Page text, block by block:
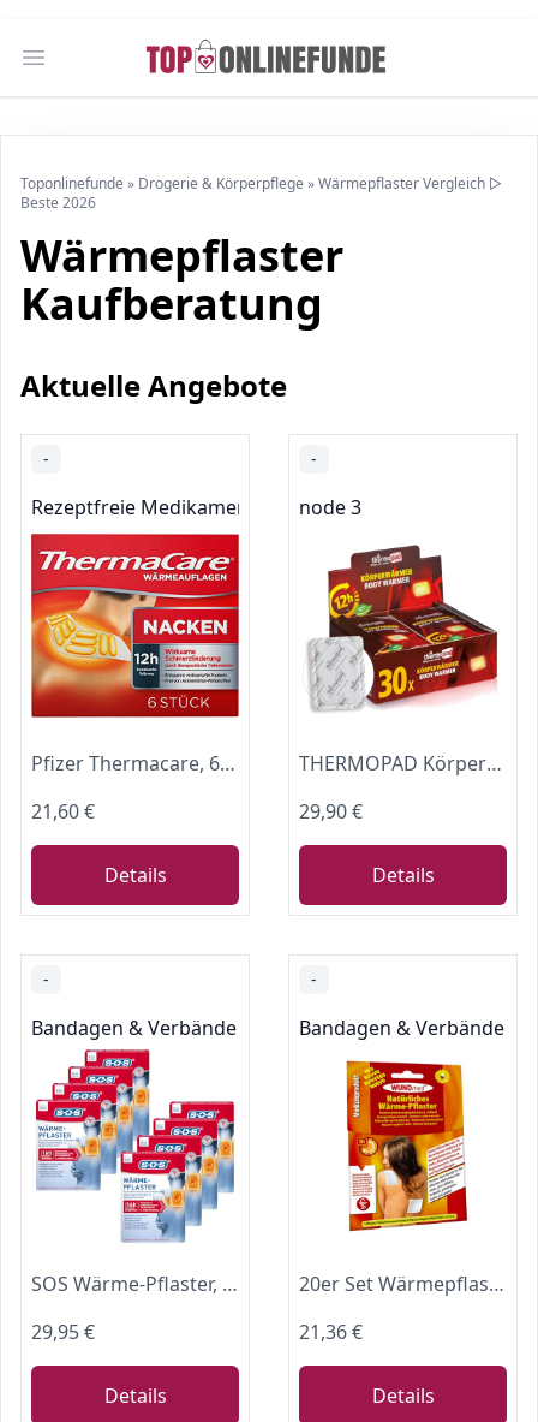
Open main menu
Toponlinefunde » Drogerie & Körperpflege »Wärmepflaster Vergleich ▷
Beste 2026
Wärmepflaster
Kaufberatung
Aktuelle Angebote
-
Rezeptfreie Medikamente
Pfizer Thermacare, 6 Stück (1er Pack)
21,60 €
Details
-
node 3
THERMOPAD Körperwärmer - 30 Wärmepflaster für den Rücken (12h)
29,90 €
Details
-
Bandagen & Verbände
SOS Wärme-Pflaster, zur Schmerzlinderung bei Muskel- und Gelenkschmerzen, lösen Verspannungen mit bis zu 8 Stunden effektiver Wärme, 8 x 2 Pflaster
29,95 €
Details
-
Bandagen & Verbände
20er Set Wärmepflaster Schmerzpflaster 13x9,5 cm Wundmed 8h Rücken Pflaster Wärmepad Nacken Wärmekissen Wärme Wärmepad verspannung muskelschmerzen
21,36 €
Details